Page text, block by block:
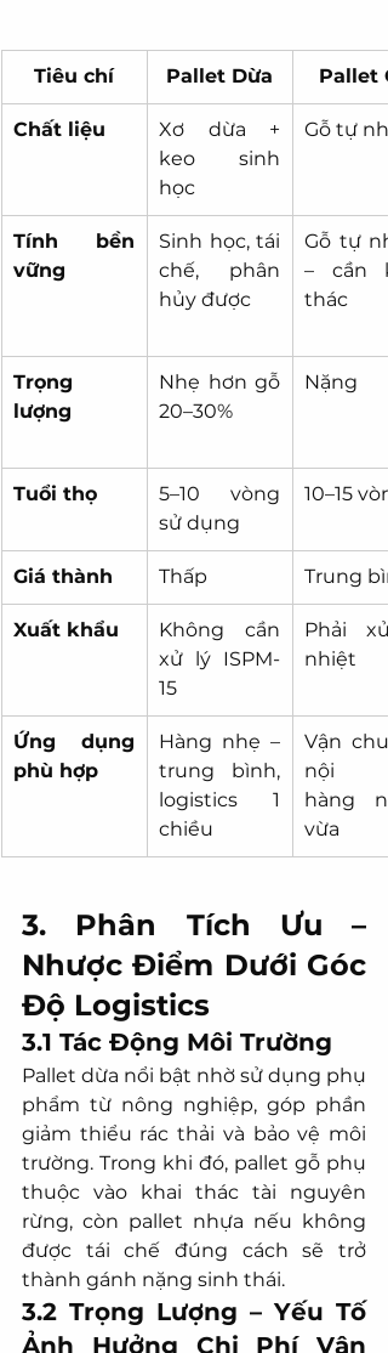
Tiêu chí Pallet Dừa Pallet
Chất liệu
Xơ dừa +
keo sinh
học
Gỗ tự
Tính bền
vững
Sinh học, tái
chế, phân
hủy được
Gỗ tự
– cần
thác
Trọng
lượng
Nhẹ hơn gỗ
20–30%
Nặng
Tuổi thọ
5–10 vòng
sử dụng
10–15
Giá thành Thấp Trung
Xuất khẩu
Không cần
xử lý ISPM-
15
Phải
nhiệt
Ứng dụng
phù hợp
Hàng nhẹ –
trung bình,
logistics 1
chiều
Vận
nội
hàng
vừa
3. Phân Tích Ưu –
Nhược Điểm Dưới Góc
Độ Logistics
3.1 Tác Động Môi Trường
Pallet dừa nổi bật nhờ sử dụng phụ
phẩm từ nông nghiệp, góp phần
giảm thiểu rác thải và bảo vệ môi
trường. Trong khi đó, pallet gỗ phụ
thuộc vào khai thác tài nguyên
rừng, còn pallet nhựa nếu không
được tái chế đúng cách sẽ trở
thành gánh nặng sinh thái.
3.2 Trọng Lượng – Yếu Tố
Ảnh Hưởng Chi Phí Vận